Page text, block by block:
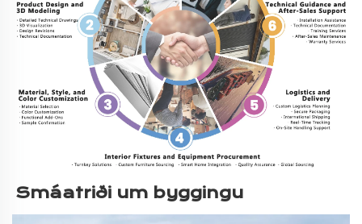
Smáatriði um byggingu